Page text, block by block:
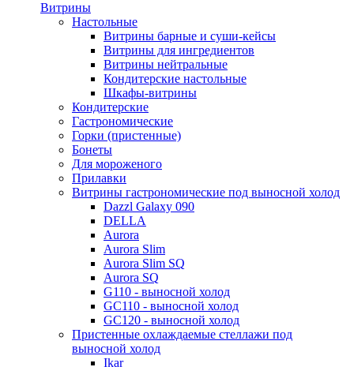
Витрины
Настольные
Витрины барные и суши-кейсы
Витрины для ингредиентов
Витрины нейтральные
Кондитерские настольные
Шкафы-витрины
Кондитерские
Гастрономические
Горки (пристенные)
Бонеты
Для мороженого
Прилавки
Витрины гастрономические под выносной холод
Dazzl Galaxy 090
DELLA
Aurora
Aurora Slim
Aurora Slim SQ
Aurora SQ
G110 - выносной холод
GC110 - выносной холод
GC120 - выносной холод
Пристенные охлаждаемые стеллажи под
выносной холод
Ikar